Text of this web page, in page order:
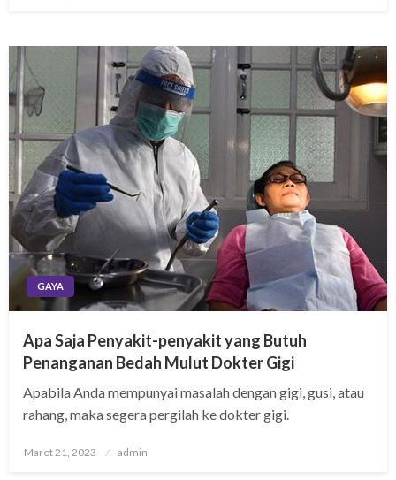
GAYA
Apa Saja Penyakit-penyakit yang Butuh
Penanganan Bedah Mulut Dokter Gigi
Apabila Anda mempunyai masalah dengan gigi, gusi, atau
rahang, maka segera pergilah ke dokter gigi.
Posted
Maret 21, 2023 admin